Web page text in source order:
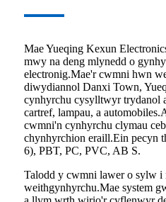
Mae Yueqing Kexun
mwy na deng mlynedd o
electronig.Mae'r cwmni hwn
diwydiannol Danxi Town,
cynhyrchu cysylltwyr trydanol
cartref, lampau, a
cwmni'n cynhyrchu clymau
chynhyrchion eraill.Ein pecyn
6), PBT, PC, PVC, AB S.
Talodd y cwmni lawer o sylw i
weithgynhyrchu.Mae system